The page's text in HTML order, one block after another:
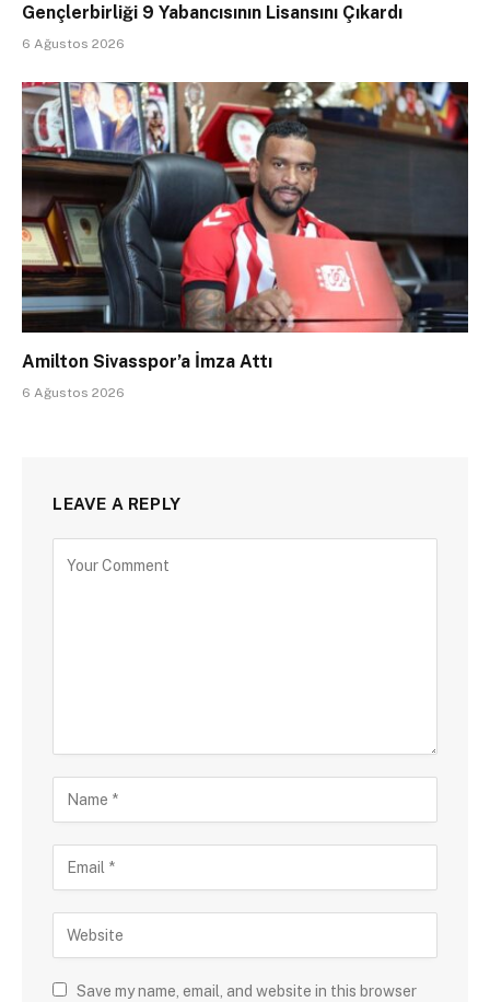
Gençlerbirliği 9 Yabancısının Lisansını Çıkardı
6 Ağustos 2026
Amilton Sivasspor’a İmza Attı
6 Ağustos 2026
LEAVE A REPLY
Save my name, email, and website in this browser